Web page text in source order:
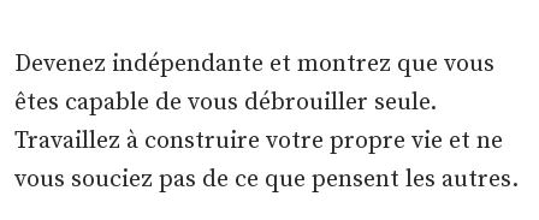
Devenez indépendante et montrez que vous
êtes capable de vous débrouiller seule.
Travaillez à construire votre propre vie et ne
vous souciez pas de ce que pensent les autres.